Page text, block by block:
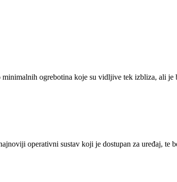
ogrebotina koje su vidljive tek izbliza, ali
operativni sustav koji je dostupan za uređaj, te